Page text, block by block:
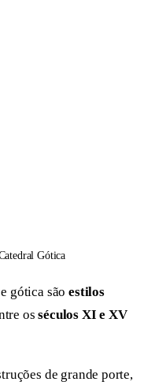
Gótica
gótica sãoestilos
osséculos XI e XV
de grande porte,